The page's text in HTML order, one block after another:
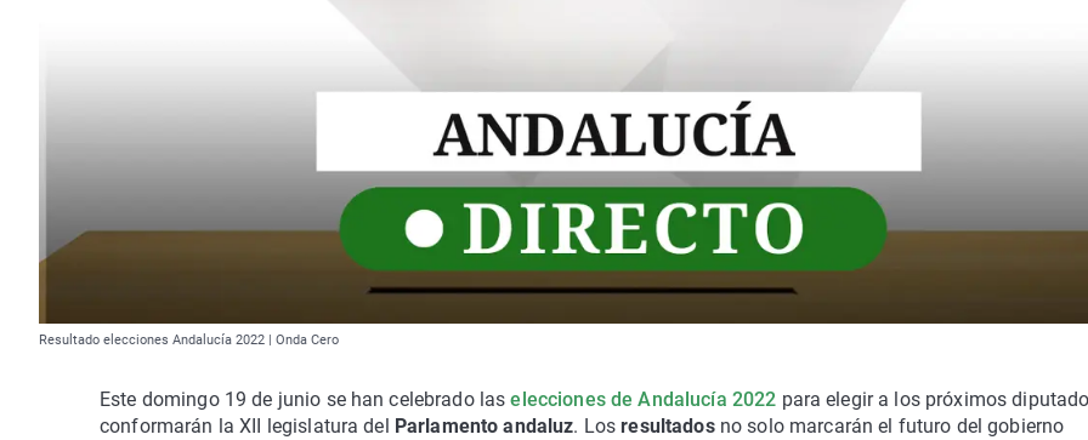
Resultado elecciones Andalucía 2022 | Onda Cero
Este domingo 19 de junio se han celebrado laselecciones de Andalucía 2022 para elegir a los próximos
conformarán la XII legislatura del
Parlamento andaluz. Losresultadosno solo marcarán el futuro del gobierno